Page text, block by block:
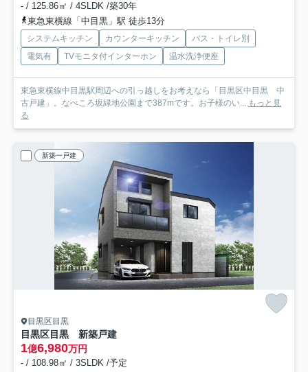
- / 125.86㎡ / 4SLDK /築30年
東急東横線「中目黒」駅 徒歩13分
システムキッチン カウンターキッチン
バス・トイレ別
電気有
TVモニタ付インターホン 温水洗浄便座
東急東横線中目黒駅周辺への引っ越しをお考えなら「目黒区中目黒 中
古戸建」。なべころ坂緑地公園まで387mです。お子様のい... もっと見
る
新築一戸建
目黒区目黒
目黒区目黒 新築戸建
1億6,980万円
- / 108.98㎡ / 3SLDK /予定